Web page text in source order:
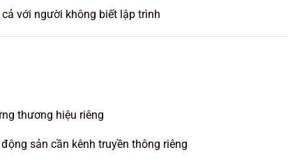
với người không biết lập trình
thương hiệu riêng
sản cần kênh truyền thông riêng